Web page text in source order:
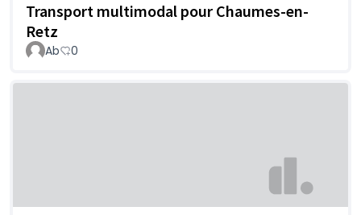
Transport multimodal pour Chaumes-en-
Retz
Ab 0